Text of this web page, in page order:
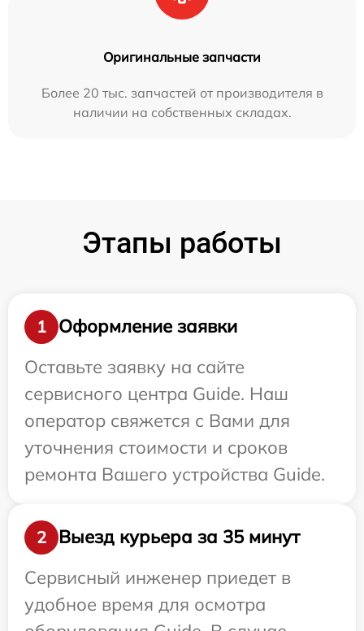
Оригинальные запчасти
Более 20 тыс. запчастей от производителя в
наличии на собственных складах.
Этапы работы
1
Оформление заявки
Оставьте заявку на сайте
сервисного центра Guide. Наш
оператор свяжется с Вами для
уточнения стоимости и сроков
ремонта Вашего устройства Guide.
2
Выезд курьера за 35 минут
Сервисный инженер приедет в
удобное время для осмотра